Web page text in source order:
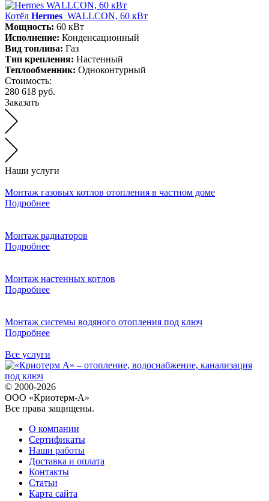
Котёл Hermes WALLCON, 60 кВт
Мощность: 60 кВт
Исполнение: Конденсационный
Вид топлива: Газ
Тип крепления: Настенный
Теплообменник: Одноконтурный
Стоимость:
280 618 руб.
Заказать
Наши услуги
Монтаж газовых котлов отопления в частном доме
Подробнее
Монтаж радиаторов
Подробнее
Монтаж настенных котлов
Подробнее
Монтаж системы водяного отопления под ключ
Подробнее
Все услуги
© 2000-2026
ООО «Криотерм-А»
Все права защищены.
О компании
Сертификаты
Наши работы
Доставка и оплата
Контакты
Статьи
Карта сайта